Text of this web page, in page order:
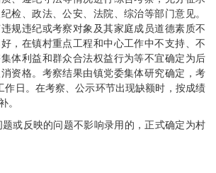
检、政法、公安、法院、综治等部门意见。
规违纪或考察对象及其家庭成员道德素质不
，在镇村重点工程和中心工作中不支持、不
体利益和群众合法权益行为等不宜确定为后
资格。考察结果由镇党委集体研究确定，考
作日。在考察、公示环节出现缺额时，按成绩
。
或反映的问题不影响录用的，正式确定为村